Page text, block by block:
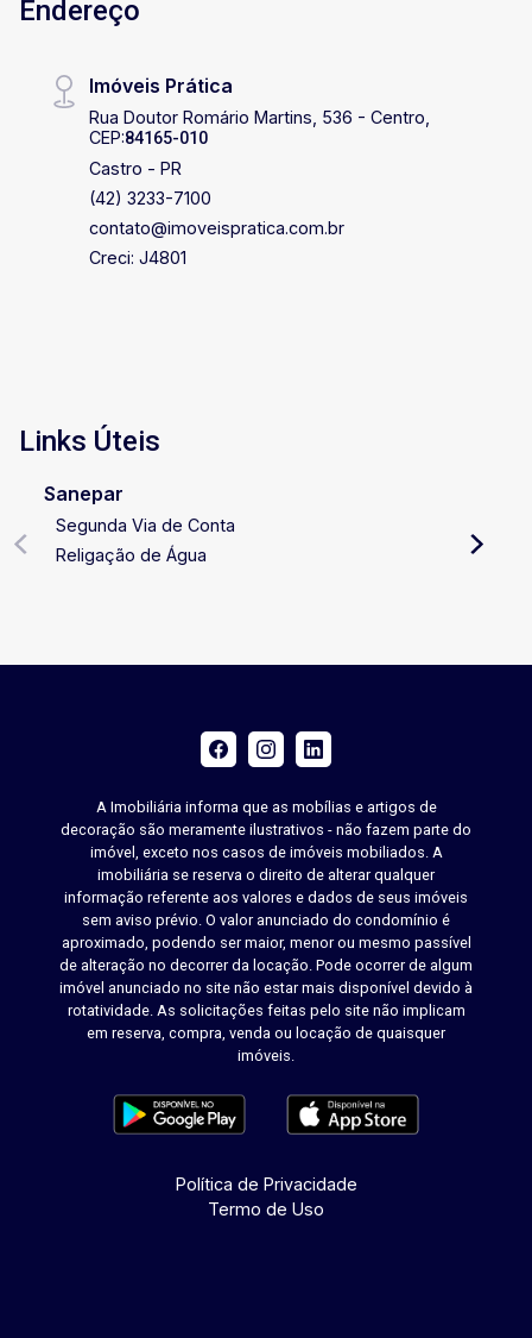
Endereço
Imóveis Prática
Rua Doutor Romário Martins, 536 - Centro,
CEP:84165-010
Castro - PR
(42) 3233-7100
contato@imoveispratica.com.br
Creci: J4801
Links Úteis
Sanepar
Segunda Via de Conta
Religação de Água
A Imobiliária informa que as mobílias e artigos de
decoração são meramente ilustrativos - não fazem parte do
imóvel, exceto nos casos de imóveis mobiliados. A
imobiliária se reserva o direito de alterar qualquer
informação referente aos valores e dados de seus imóveis
sem aviso prévio. O valor anunciado do condomínio é
aproximado, podendo ser maior, menor ou mesmo passível
de alteração no decorrer da locação. Pode ocorrer de algum
imóvel anunciado no site não estar mais disponível devido à
rotatividade. As solicitações feitas pelo site não implicam
em reserva, compra, venda ou locação de quaisquer
imóveis.
Política de Privacidade
Termo de Uso